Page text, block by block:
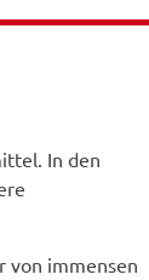
In den
von immensen